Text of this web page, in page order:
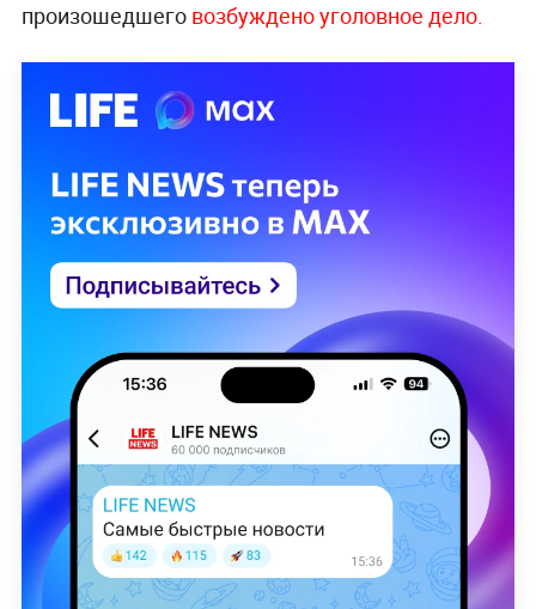
произошедшего возбуждено уголовное дело.